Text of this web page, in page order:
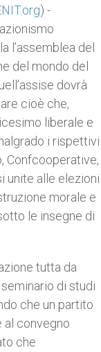
) -
l’assemblea del
del mondo del
dovrà
cioè che,
liberale e
i rispettivi
Confcooperative,
unite alle elezioni
morale e
le insegne di
tutta da
di studi
che un partito
al convegno
che